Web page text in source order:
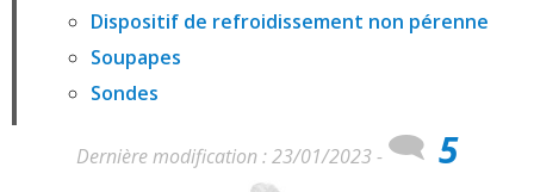
Dispositif de refroidissement non pérenne
Soupapes
Sondes
Dernière modification : 23/01/2023 - 5